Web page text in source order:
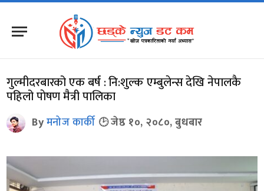
गुल्मीदरबारको एक बर्ष : नि:शुल्क एम्बुलेन्स देखि नेपालकै
पहिलो पाेषण मैत्री पालिका
Byमनोज कार्की जेष्ठ १०, २०८०, बुधबार